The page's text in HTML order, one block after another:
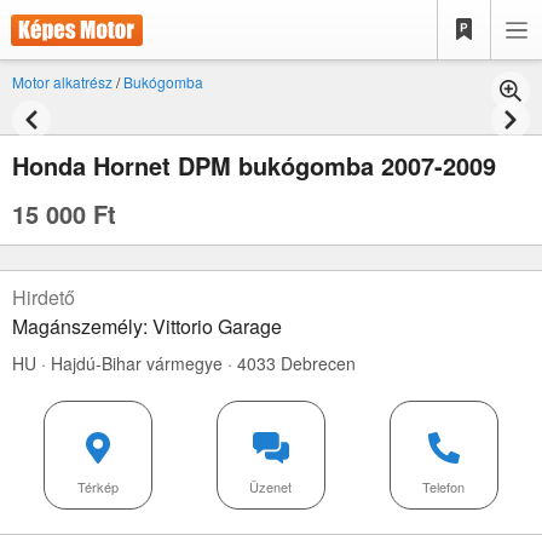
Motor alkatrész/Bukógomba
Honda Hornet DPM bukógomba 2007-2009
15 000 Ft
Hirdető
Magánszemély: Vittorio Garage
HU · Hajdú-Bihar vármegye · 4033 Debrecen
Telefon
Üzenet
Térkép